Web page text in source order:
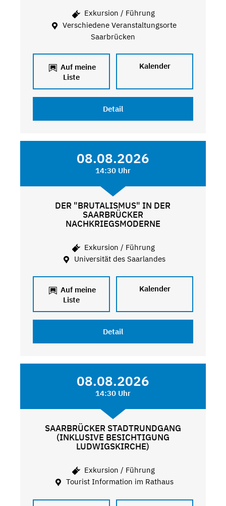
Exkursion / Führung
Verschiedene Veranstaltungsorte
Saarbrücken
Auf meine
Liste
Kalender
Detail
08.08.2026
14:30 Uhr
DER "BRUTALISMUS" IN DER
SAARBRÜCKER
NACHKRIEGSMODERNE
Exkursion / Führung
Universität des Saarlandes
Auf meine
Liste
Kalender
Detail
08.08.2026
14:30 Uhr
SAARBRÜCKER STADTRUNDGANG
(INKLUSIVE BESICHTIGUNG
LUDWIGSKIRCHE)
Exkursion / Führung
Tourist Information im Rathaus